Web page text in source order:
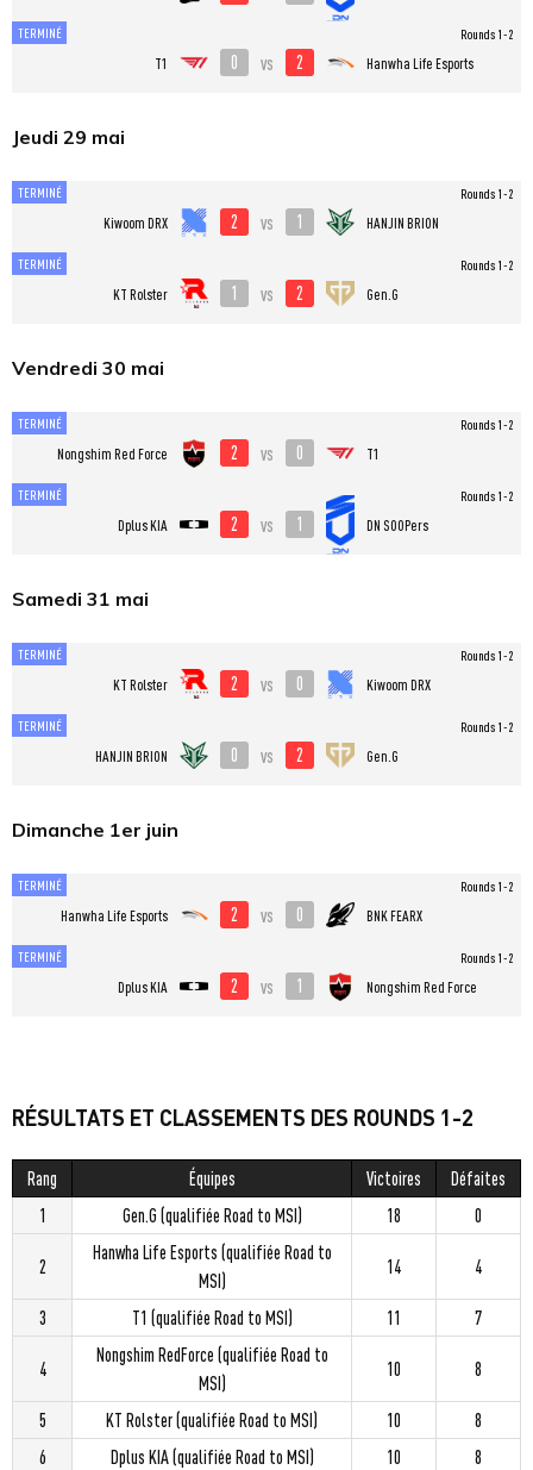
TERMINÉ
T1 0 vs 2 Hanwha Life Esports
Rounds 1-2
Jeudi 29 mai
TERMINÉ
Kiwoom DRX 2 vs 1 HANJIN BRION
Rounds 1-2
TERMINÉ
KT Rolster 1 vs 2 Gen.G
Rounds 1-2
Vendredi 30 mai
TERMINÉ
Nongshim Red Force 2 vs 0 T1
Rounds 1-2
TERMINÉ
Dplus KIA 2 vs 1 DN SOOPers
Rounds 1-2
Samedi 31 mai
TERMINÉ
KT Rolster 2 vs 0 Kiwoom DRX
Rounds 1-2
TERMINÉ
HANJIN BRION 0 vs 2 Gen.G
Rounds 1-2
Dimanche 1er juin
TERMINÉ
Hanwha Life Esports 2 vs 0 BNK FEARX
Rounds 1-2
TERMINÉ
Dplus KIA 2 vs 1 Nongshim Red Force
Rounds 1-2
RÉSULTATS ET CLASSEMENTS DES ROUNDS 1-2
Rang Équipes Victoires
Défaites
1
Gen.G (qualifiée Road to MSI) 18 0
2
Hanwha Life Esports (qualifiée Road to
MSI)
14 4
3 T1 (qualifiée Road to MSI) 11 7
4
Nongshim RedForce (qualifiée Road to
MSI)
10 8
5 KT Rolster (qualifiée Road to MSI) 10
8
6
Dplus KIA (qualifiée Road to MSI) 10 8